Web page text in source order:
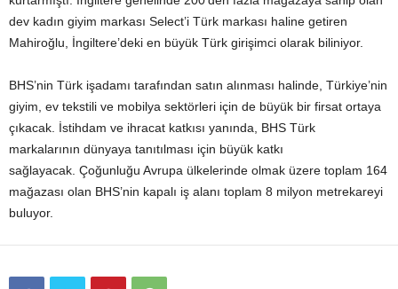
dev kadın giyim markası Select’i Türk markası haline getiren
Mahiroğlu, İngiltere’deki en büyük Türk girişimci olarak biliniyor.
BHS’nin Türk işadamı tarafından satın alınması halinde, Türkiye’nin
giyim, ev tekstili ve mobilya sektörleri için de büyük bir firsat ortaya
çıkacak. İstihdam ve ihracat katkısı yanında, BHS Türk
markalarının dünyaya tanıtılması için büyük katkı
sağlayacak. Çoğunluğu Avrupa ülkelerinde olmak üzere toplam 164
mağazası olan BHS’nin kapalı iş alanı toplam 8 milyon metrekareyi
buluyor.